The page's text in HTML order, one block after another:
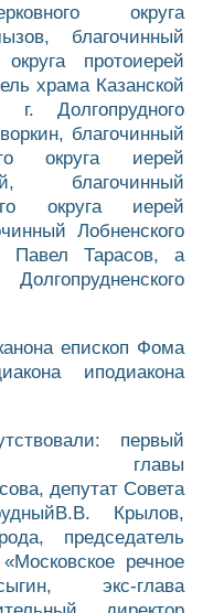
округа
благочинный
протоиерей
храма Казанской
Долгопрудного
благочинный
округа иерей
благочинный
округа иерей
Лобненского
Павел Тарасов, а
епископ Фома
иподиакона
первый
главы
депутат Совета
Крылов,
председатель
речное
экс-глава